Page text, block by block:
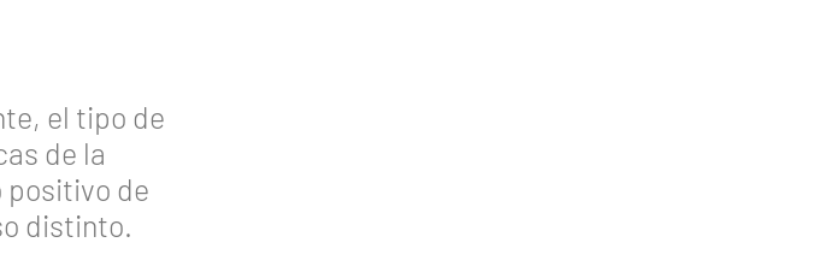
el tipo de
de la
de
distinto.